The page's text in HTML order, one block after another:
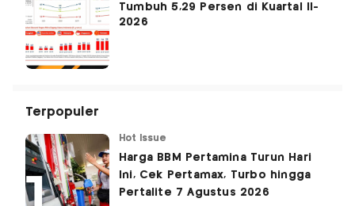
Tumbuh 5,29 Persen di Kuartal II-
2026
Terpopuler
Hot Issue
Harga BBM Pertamina Turun Hari
Ini, Cek Pertamax, Turbo hingga
Pertalite 7 Agustus 2026